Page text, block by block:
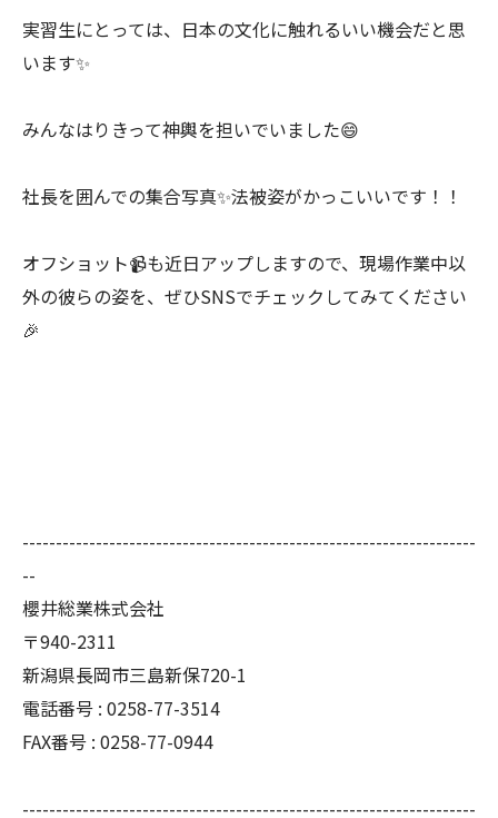
実習生にとっては、日本の文化に触れるいい機会だと思
います✨
みんなはりきって神輿を担いでいました😄
社長を囲んでの集合写真✨法被姿がかっこいいです！！
オフショット📹も近日アップしますので、現場作業中以
外の彼らの姿を、ぜひSNSでチェックしてみてください
🎉
--------------------------------------------------------------------
--
櫻井総業株式会社
〒940-2311
新潟県長岡市三島新保720-1
電話番号 : 0258-77-3514
FAX番号 : 0258-77-0944
--------------------------------------------------------------------